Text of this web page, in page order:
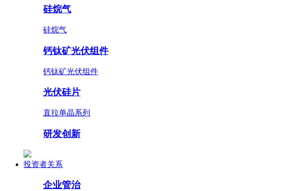
硅烷气
硅烷气
钙钛矿光伏组件
钙钛矿光伏组件
光伏硅片
直拉单晶系列
研发创新
投资者关系
企业管治